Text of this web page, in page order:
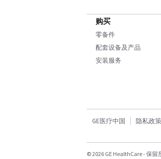
购买
零备件
配套设备及产品
安装服务
GE医疗中国 隐私政策
© 2026 GE HealthCare - 保留